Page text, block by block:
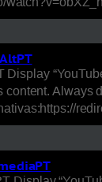
Always